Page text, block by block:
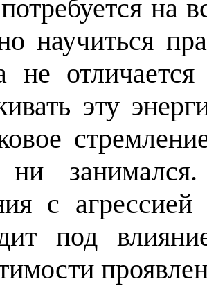
на
научиться
не
эту
занимался.
с
под